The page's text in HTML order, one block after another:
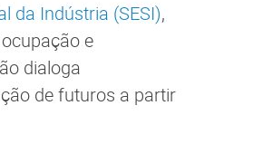
da Indústria (SESI),
e
dialoga
de futuros a partir